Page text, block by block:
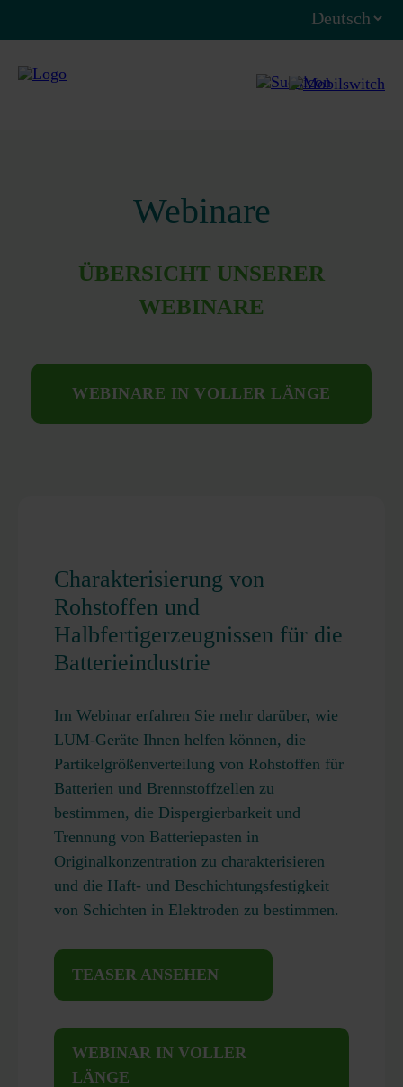
Webinare
ÜBERSICHT UNSERER
WEBINARE
WEBINARE IN VOLLER LÄNGE
Charakterisierung von
Rohstoffen und
Halbfertigerzeugnissen für die
Batterieindustrie
Im Webinar erfahren Sie mehr darüber, wie
LUM-Geräte Ihnen helfen können, die
Partikelgrößenverteilung von Rohstoffen für
Batterien und Brennstoffzellen zu
bestimmen, die Dispergierbarkeit und
Trennung von Batteriepasten in
Originalkonzentration zu charakterisieren
und die Haft- und Beschichtungsfestigkeit
von Schichten in Elektroden zu bestimmen.
TEASER ANSEHEN
WEBINAR IN VOLLER
LÄNGE